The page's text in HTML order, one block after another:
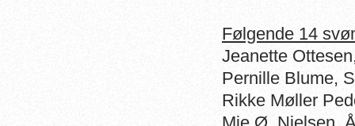
Følgende 14
Jeanette
Pernille Blume,
Rikke Møller